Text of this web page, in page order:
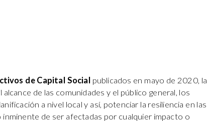
de Capital Social publicados en mayo de 2020, la
de las comunidades y el público general, los
a nivel local y así, potenciar la resiliencia en las
de ser afectadas por cualquier impacto o